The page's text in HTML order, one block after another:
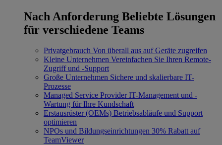
Nach Anforderung Beliebte Lösungen
für verschiedene Teams
Privatgebrauch Von überall aus auf Geräte zugreifen
Kleine Unternehmen Vereinfachen Sie Ihren Remote-
Zugriff und -Support
Große Unternehmen Sichere und skalierbare IT-
Prozesse
Managed Service Provider IT-Management und -
Wartung für Ihre Kundschaft
Erstausrüster (OEMs) Betriebsabläufe und Support
optimieren
NPOs und Bildungseinrichtungen 30% Rabatt auf
TeamViewer